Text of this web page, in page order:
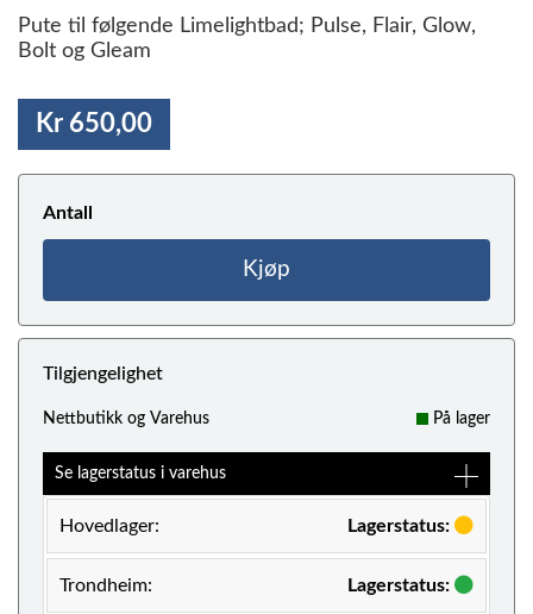
Pute til følgende Limelightbad; Pulse, Flair, Glow,
Bolt og Gleam
Kr 650,00
Antall
Kjøp
Tilgjengelighet
Nettbutikk og Varehus På lager
Se lagerstatus i varehus
Hovedlager: Lagerstatus:
Trondheim: Lagerstatus: